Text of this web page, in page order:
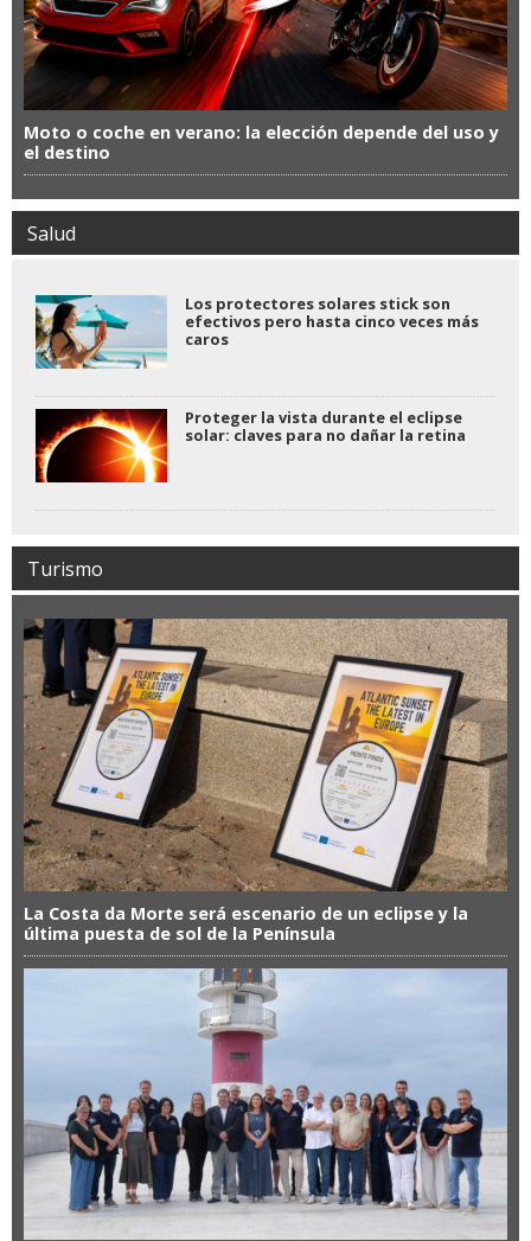
Moto o coche en verano: la elección depende del uso y
el destino
Salud
Los protectores solares stick son
efectivos pero hasta cinco veces más
caros
Proteger la vista durante el eclipse
solar: claves para no dañar la retina
Turismo
La Costa da Morte será escenario de un eclipse y la
última puesta de sol de la Península